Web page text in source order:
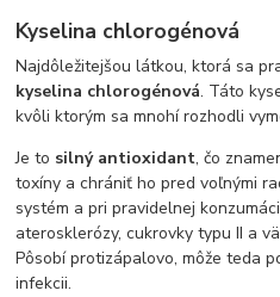
Kyselina chlorogénová
Najdôležitejšou látkou, ktorá sa
kyselina chlorogénová. Táto
kvôli ktorým sa mnohí rozhodli
Je to silný antioxidant, čo
toxíny a chrániť ho pred voľnými
systém a pri pravidelnej
aterosklerózy, cukrovky typu II a
Pôsobí protizápalovo, môže teda
infekcii.